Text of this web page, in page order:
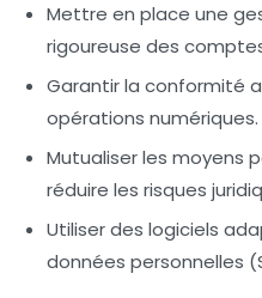
Mettre en place une
rigoureuse des
Garantir la conformité
opérations numériques.
Mutualiser les moyens
réduire les risques
Utiliser des logiciels
données personnelles